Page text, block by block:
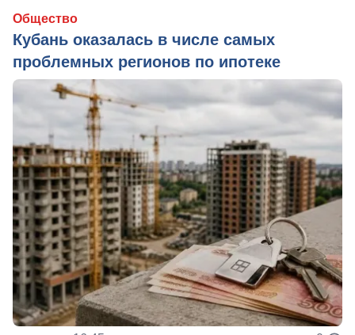
Общество
Кубань оказалась в числе самых
проблемных регионов по ипотеке